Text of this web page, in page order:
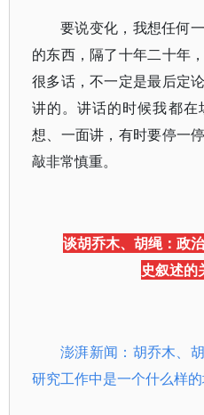
要说变化，我想任何
的东西，隔了十年二十年
很多话，不一定是最后定
讲的。讲话的时候我都
想、一面讲，有时要停一
敲非常慎重。
谈胡乔木、胡绳：政
史叙述的
澎湃新闻：胡乔木、
研究工作中是一个什么样的